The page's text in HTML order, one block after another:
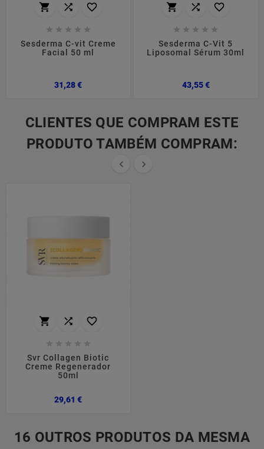
  
    
Sesderma C-vit Creme
Facial 50 ml
31,28 €Preço
  
    
Sesderma C-Vit 5
Liposomal Sérum 30ml
43,55 €Preço
CLIENTES QUE COMPRAM ESTE
PRODUTO TAMBÉM COMPRAM:
 
  
    
Svr Collagen Biotic
Creme Regenerador
50ml
29,61 €Preço
16 OUTROS PRODUTOS DA MESMA